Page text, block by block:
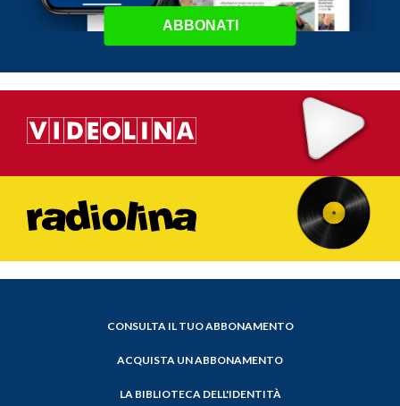
ABBONATI
CONSULTA IL TUO ABBONAMENTO
ACQUISTA UN ABBONAMENTO
LA BIBLIOTECA DELL'IDENTITÀ